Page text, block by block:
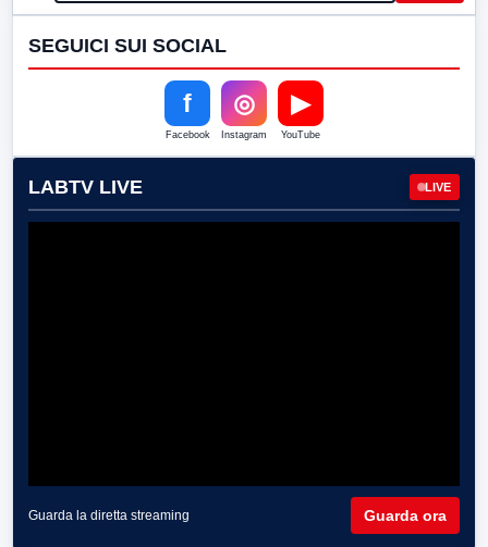
SEGUICI SUI SOCIAL
f
Facebook
◎
Instagram
▶
YouTube
LABTV LIVE LIVE
Guarda la diretta streaming Guarda ora